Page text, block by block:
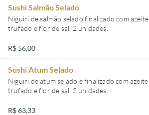
Sushi Salmão Selado
Niguiri de salmão selado finalizado com azeite
trufado e flor de sal. 2 unidades.
R$ 56,00
Sushi Atum Selado
Niguiri de atum selado e finalizado com azeite
trufado e flor de sal. 2 unidades.
R$ 63,33